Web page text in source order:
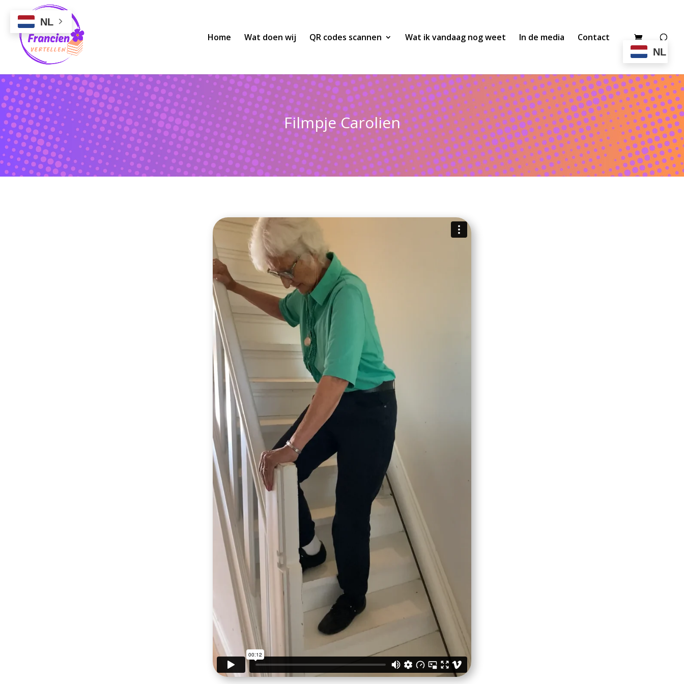
Home Wat doen wij QR codes scannen Wat ik vandaag nog weet In de media
Contact
NL
Filmpje Carolien
NL